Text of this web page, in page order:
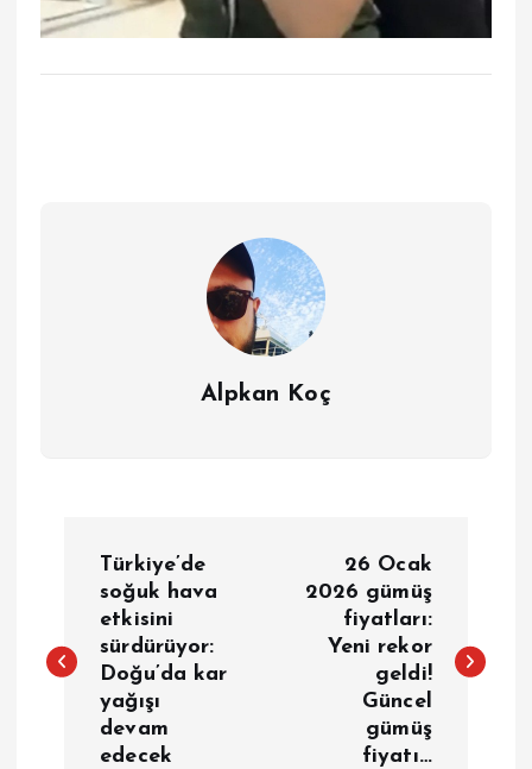
Alpkan Koç
z
Türkiye’de
soğuk hava
etkisini
sürdürüyor:
Doğu’da kar
yağışı
devam
edecek
26 Ocak
2026 gümüş
fiyatları:
Yeni rekor
geldi!
Güncel
gümüş
fiyatı…